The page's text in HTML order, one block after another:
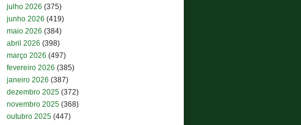
julho 2026 (375)
junho 2026 (419)
maio 2026 (384)
abril 2026 (398)
março 2026 (497)
fevereiro 2026 (385)
janeiro 2026 (387)
dezembro 2025 (372)
novembro 2025 (368)
outubro 2025 (447)